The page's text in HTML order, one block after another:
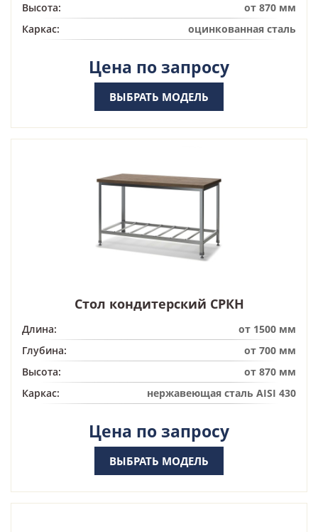
Высота:
от 870 мм
Каркас:
оцинкованная сталь
Цена по запросу
ВЫБРАТЬ МОДЕЛЬ
Стол кондитерский СРКН
Длина:
от 1500 мм
Глубина:
от 700 мм
Высота:
от 870 мм
Каркас:
нержавеющая сталь AISI 430
Цена по запросу
ВЫБРАТЬ МОДЕЛЬ